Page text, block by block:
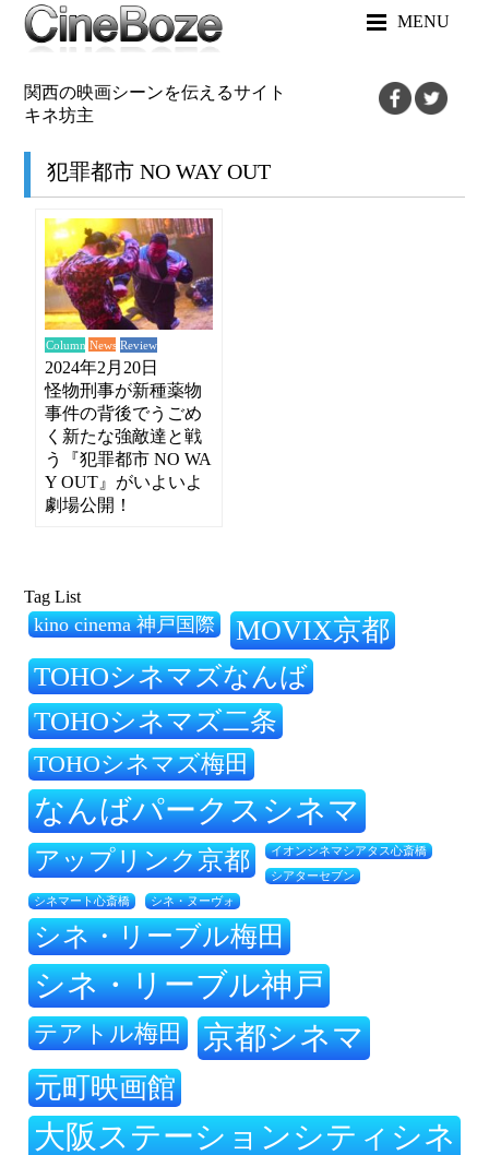
MENU
関西の映画シーンを伝えるサイト
キネ坊主
犯罪都市 NO WAY OUT
Column News Review
2024年2月20日
怪物刑事が新種薬物
事件の背後でうごめ
く新たな強敵達と戦
う『犯罪都市 NO WA
Y OUT』がいよいよ
劇場公開！
Tag List
kino cinema 神戸国際 MOVIX京都
TOHOシネマズなんば
TOHOシネマズ二条
TOHOシネマズ梅田
なんばパークスシネマ
アップリンク京都 イオンシネマシアタス心斎橋
シアターセブン
シネマート心斎橋 シネ・ヌーヴォ
シネ・リーブル梅田
シネ・リーブル神戸
テアトル梅田 京都シネマ
元町映画館
大阪ステーションシティシネ